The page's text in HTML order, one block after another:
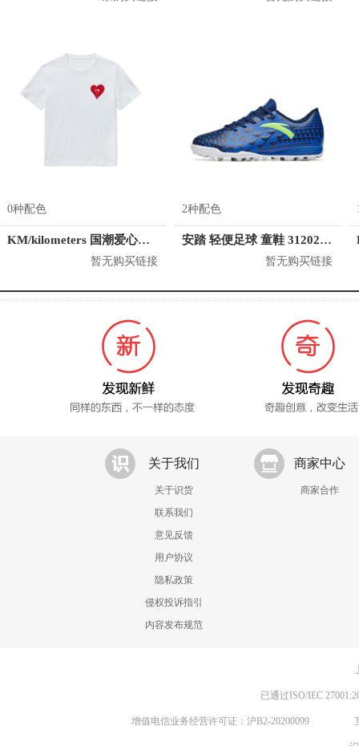
0种配色
KM/kilometers 国潮爱心短袖T恤 M2X2108466
暂无购买链接
2种配色
安踏 轻便足球 童鞋 312022203
暂无购买链接
关于我们
关于识货
联系我们
意见反馈
用户协议
隐私政策
侵权投诉指引
内容发布规范
商家中心
商家合作
已通过ISO/IEC
增值电信业务经营许可证：沪B2-20200099